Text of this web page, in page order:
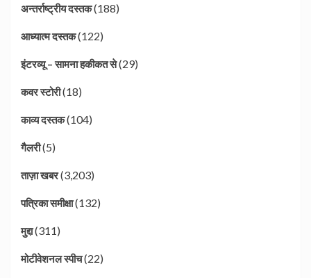
अन्तर्राष्ट्रीय दस्तक(188)
आध्यात्म दस्तक(122)
इंटरव्यू – सामना हकीकत से(29)
कवर स्टोरी(18)
काव्य दस्तक(104)
गैलरी(5)
ताज़ा खबर(3,203)
पत्रिका समीक्षा(132)
मुद्दा(311)
मोटीवेशनल स्पीच(22)